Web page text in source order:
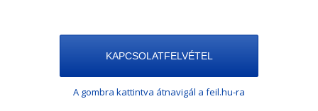
KAPCSOLATFELVÉTEL
A gombra kattintva átnavigál a feil.hu-ra